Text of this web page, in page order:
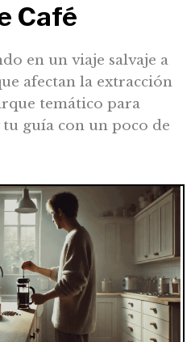
Café
en un viaje salvaje a
afectan la extracción
temático para
tu guía con un poco de